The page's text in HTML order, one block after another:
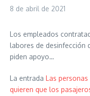
8 de abril de 2021
Los empleados
labores de desinfección
piden apoyo…
La entrada Las personas
quieren que los